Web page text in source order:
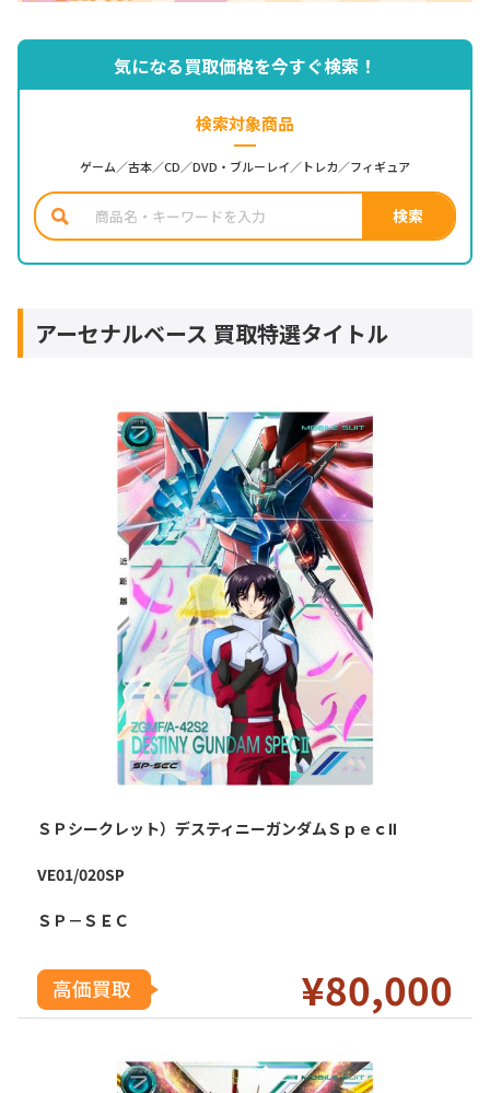
気になる買取価格を今すぐ検索！
検索対象商品
ゲーム／古本／CD／DVD・ブルーレイ／トレカ／フィギュア
アーセナルベース 買取特選タイトル
ＳＰシークレット）デスティニーガンダムＳｐｅｃⅡ
VE01/020SP
ＳＰ－ＳＥＣ
¥80,000